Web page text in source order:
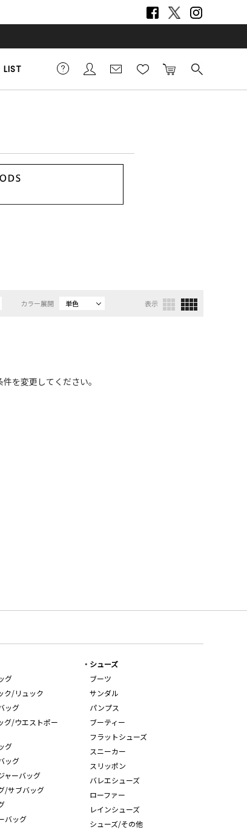
LIST
カラー展開 単色 表示
を変更してください。
グ
ク/リュック
ッグ
グ/ウエストポー
グ
ッグ
ャーバッグ
/サブバッグ
バッグ
シューズ
ブーツ
サンダル
パンプス
ブーティー
フラットシューズ
スニーカー
スリッポン
バレエシューズ
ローファー
レインシューズ
シューズ/その他